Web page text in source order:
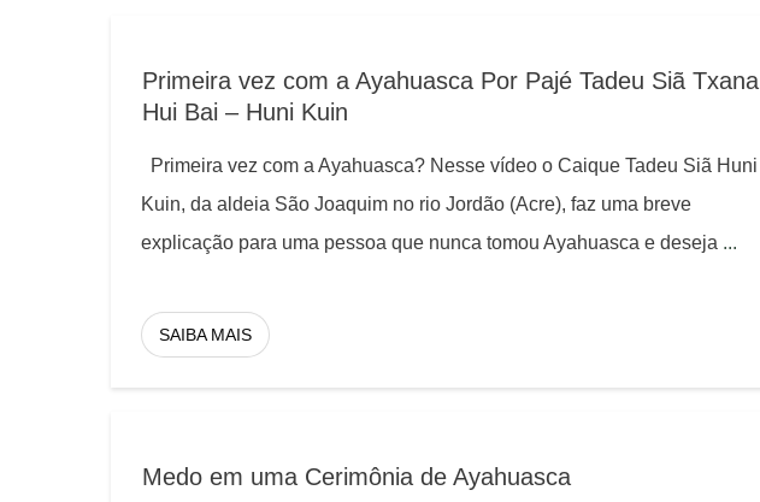
Primeira vez com a Ayahuasca Por Pajé Tadeu Siã Txana
Hui Bai – Huni Kuin
Primeira vez com a Ayahuasca? Nesse vídeo o Caique Tadeu Siã Huni
Kuin, da aldeia São Joaquim no rio Jordão (Acre), faz uma breve
explicação para uma pessoa que nunca tomou Ayahuasca e deseja ...
SAIBA MAIS
Medo em uma Cerimônia de Ayahuasca